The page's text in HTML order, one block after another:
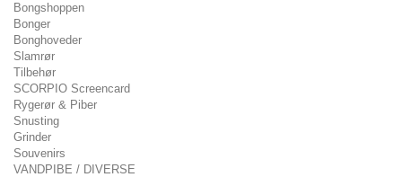
Bongshoppen
Bonger
Bonghoveder
Slamrør
Tilbehør
SCORPIO Screencard
Rygerør & Piber
Snusting
Grinder
Souvenirs
VANDPIBE / DIVERSE